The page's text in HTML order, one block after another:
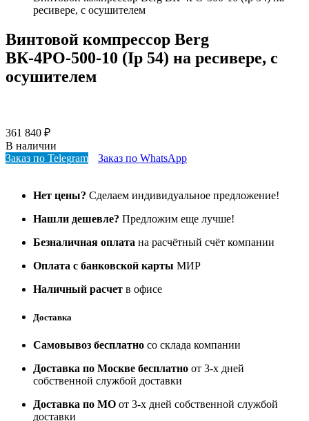
ресивере, с осушителем
Винтовой компрессор Berg
ВК-4РО-500-10 (Ip 54) на ресивере, с
осушителем
361 840 ₽
В наличии
Заказ по Telegram
Заказ по WhatsApp
Нет цены? Сделаем индивидуальное предложение!
Нашли дешевле? Предложим еще лучше!
Безналичная оплата на расчётный счёт компании
Оплата с банковской карты МИР
Наличный расчет в офисе
Доставка
Самовывоз бесплатно со склада компании
Доставка по Москве бесплатно от 3-х дней
собственной службой доставки
Доставка по МО от 3-х дней собственной службой
доставки